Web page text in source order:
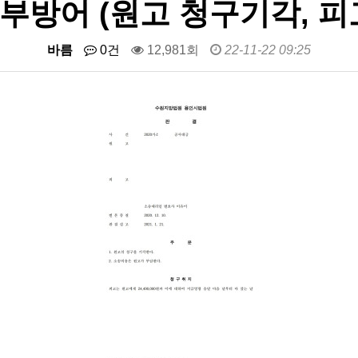
방어 (원고 청구기각, 피
바름 0건 12,981회 22-11-22 09:25